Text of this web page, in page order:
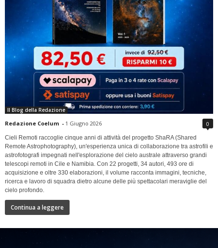
Il Blog della Redazione
Redazione Coelum - 1 Giugno 2026 0
Cieli Remoti raccoglie cinque anni di attività del progetto ShaRA (Shared
Remote Astrophotography), un'esperienza unica di collaborazione tra astrofili e
astrofotografi impegnati nell'esplorazione del cielo australe attraverso grandi
telescopi remoti in Cile e Namibia. Con 22 progetti, 34 autori, 493 ore di
acquisizione e oltre 330 elaborazioni, il volume racconta immagini, tecniche,
ricerca e lavoro di squadra dietro alcune delle più spettacolari meraviglie del
cielo profondo.
Continua a leggere